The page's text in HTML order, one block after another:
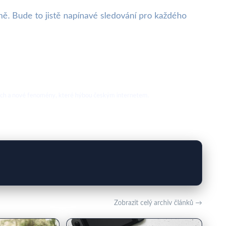
Bude to jistě napínavé sledování pro každého
Zobrazit celý archiv článků →